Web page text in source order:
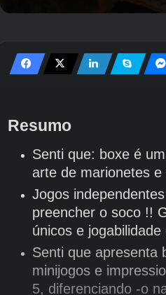
Resumo
Senti que: boxe é
arte de marionetes
Jogos
preencher o soco !!
únicos e
Senti que apresenta
minijogos e
5, diferenciando -o